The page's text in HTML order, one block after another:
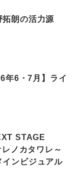
拓朗の活力源
年6・7月】ライ
STAGE
ノカタワレ～
ンビジュアル